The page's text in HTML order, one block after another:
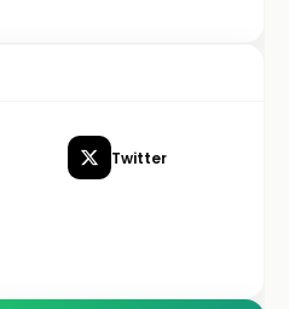
Twitter